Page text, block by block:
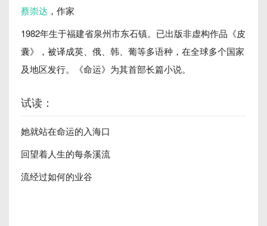
蔡崇达 ，作家
1982年生于福建省泉州市东石镇。已出版非虚构作品《皮
囊》，被译成英、俄、韩、葡等多语种，在全球多个国家
及地区发行。《命运》为其首部长篇小说。
试读：
她就站在命运的入海口
回望着人生的每条溪流
流经过如何的业谷